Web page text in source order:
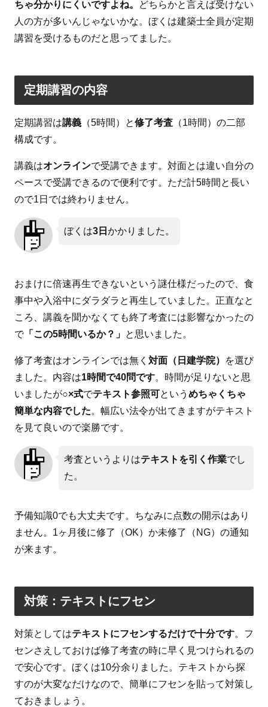
ちゃ分かりにくいですよね。
どちらかと言えば受けない
人の方が多いんじゃないかな。ぼくは建築士全員が定期
講習を受けるものだと思ってました。
定期講習の内容
定期講習は講義 （5時間）と修了考査 （1時間）の二部
構成です。
講義はオンラインで受講できます。対面とは違い自分の
ペースで受講できるので便利です。ただ計5時間と長い
ので1日では終わりません。
ぼくは3日 かかりました。
おまけに倍速再生できないという謎仕様だったので、食
事中や入浴中にダラダラと再生していました。正直なと
ころ、講義を聞かなくても終了考査には影響なかったの
で「この5時間いるか？」 と思いました。
修了考査はオンラインでは無く 対面（日建学院）
を選び
ました。内容は1時間で40問です。時間が足りないと思
いましたが○×式でテキスト参照可という めちゃくちゃ
簡単な内容でした。幅広い法令が出てきますがテキスト
を見て良いので楽勝です。
考査というよりはテキストを引く作業でし
た。
予備知識0でも大丈夫です。ちなみに点数の開示はあり
ません。1ヶ月後に修了（OK）か未修了（NG）の通知
が来ます。
対策：テキストにフセン
対策としてはテキストにフセンするだけで十分です。フ
センさえしておけば修了考査の時に早く見つけられるの
で安心です。ぼくは10分余りました。テキストから探
すのが大変なだけなので、簡単にフセンを貼って対策し
ておきましょう。